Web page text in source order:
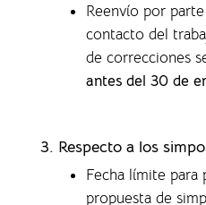
Reenvío por
contacto del
de correcciones
antes del 30 de
3. Respecto a los
Fecha límite para
propuesta de